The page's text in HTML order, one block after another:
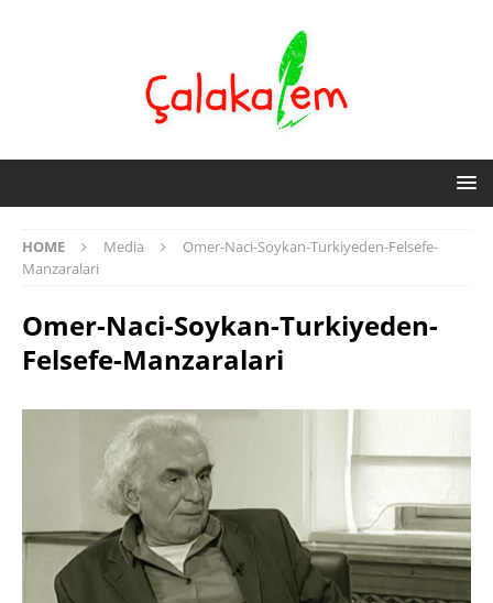
HOME Media
Omer-Naci-Soykan-Turkiyeden-Felsefe-
Manzaralari
Omer-Naci-Soykan-Turkiyeden-
Felsefe-Manzaralari